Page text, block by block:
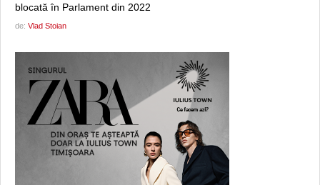
blocată în Parlament din 2022
de: Vlad Stoian